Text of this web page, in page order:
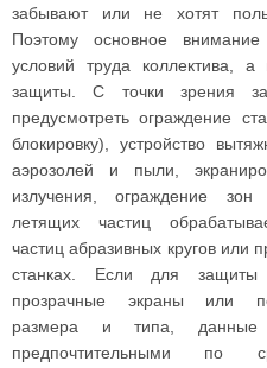
забывают или не хотят
Поэтому основное
условий труда коллектива, а
защиты. С точки зрения
предусмотреть ограждение
блокировку), устройство
аэрозолей и пыли,
излучения, ограждение
летящих частиц
частиц абразивных кругов или
станках. Если для
прозрачные экраны или
размера и типа, данные
предпочтительными по